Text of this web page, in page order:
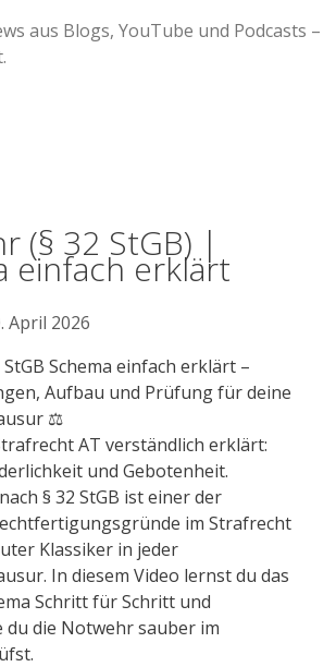
aus Blogs, YouTube und Podcasts –
(§ 32 StGB) |
einfach erklärt
April 2026
Schema einfach erklärt –
Aufbau und Prüfung für deine
⚖️
AT verständlich erklärt:
und Gebotenheit.
§ 32 StGB ist einer der
im Strafrecht
Klassiker in jeder
In diesem Video lernst du das
Schritt für Schritt und
du die Notwehr sauber im